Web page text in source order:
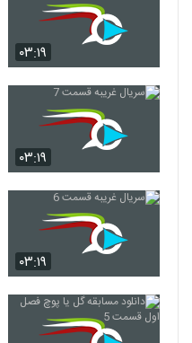
۰۳:۱۹
۰۳:۱۹
۰۳:۱۹